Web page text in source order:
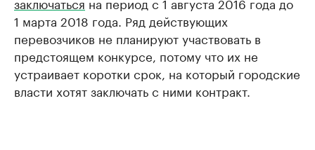
1 марта 2018 года. Ряд действующих
перевозчиков не планируют участвовать в
предстоящем конкурсе, потому что их не
устраивает коротки срок, на который городские
власти хотят заключать с ними контракт.